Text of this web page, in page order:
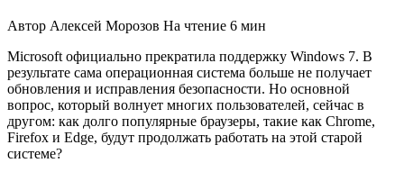
Автор Алексей Морозов На чтение 6 мин
Microsoft официально прекратила поддержку Windows 7. В
результате сама операционная система больше не получает
обновления и исправления безопасности. Но основной
вопрос, который волнует многих пользователей, сейчас в
другом: как долго популярные браузеры, такие как Chrome,
Firefox и Edge, будут продолжать работать на этой старой
системе?